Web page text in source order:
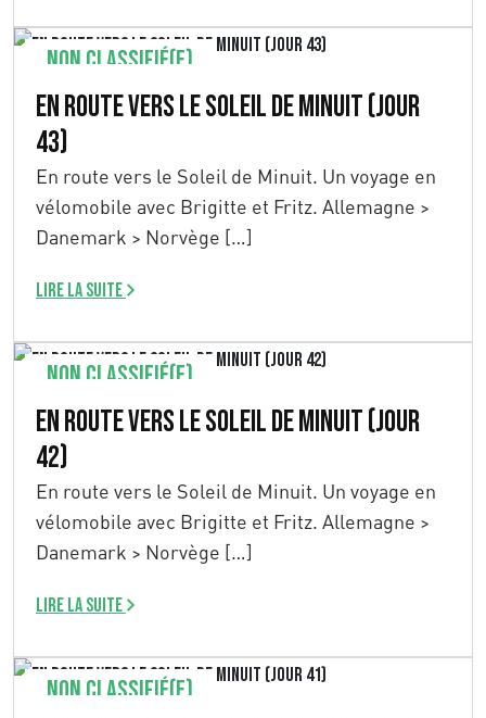
Non classifié(e)
En route vers le Soleil de Minuit (Jour
43)
En route vers le Soleil de Minuit. Un voyage en
vélomobile avec Brigitte et Fritz. Allemagne >
Danemark > Norvège […]
Lire la suite
Non classifié(e)
En route vers le Soleil de Minuit (Jour
42)
En route vers le Soleil de Minuit. Un voyage en
vélomobile avec Brigitte et Fritz. Allemagne >
Danemark > Norvège […]
Lire la suite
Non classifié(e)